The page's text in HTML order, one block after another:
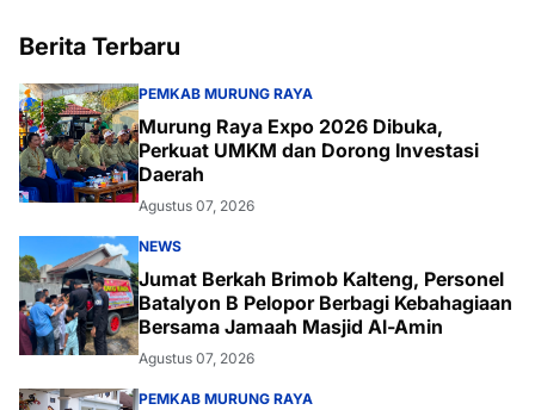
Berita Terbaru
PEMKAB MURUNG RAYA
Murung Raya Expo 2026 Dibuka,
Perkuat UMKM dan Dorong Investasi
Daerah
Agustus 07, 2026
NEWS
Jumat Berkah Brimob Kalteng, Personel
Batalyon B Pelopor Berbagi Kebahagiaan
Bersama Jamaah Masjid Al-Amin
Agustus 07, 2026
PEMKAB MURUNG RAYA